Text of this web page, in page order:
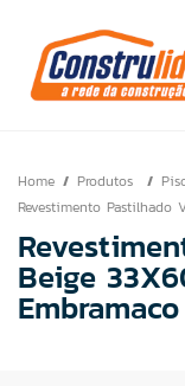
Home Produtos
Revestimento Pastilhado
Beige
Embramaco